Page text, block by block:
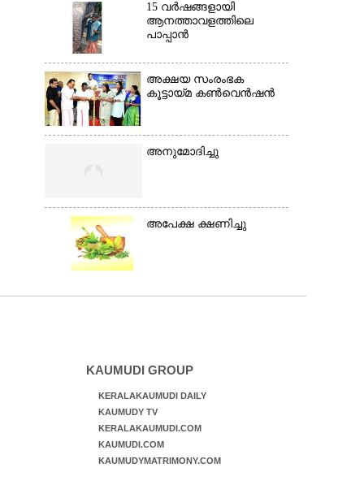
15 വർഷങ്ങളായി
ആനത്താവളത്തിലെ
പാപ്പാൻ
അക്ഷയ സംരംഭക
കൂട്ടായ്മ കൺവെൻഷൻ
അനുമോദിച്ചു
അപേക്ഷ ക്ഷണിച്ചു
KAUMUDI GROUP
KERALAKAUMUDI DAILY
KAUMUDY TV
KERALAKAUMUDI.COM
KAUMUDI.COM
KAUMUDYMATRIMONY.COM